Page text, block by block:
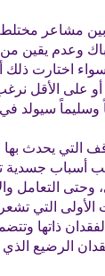
مشاعر
وعدم يقين
اختارت ذلك
أو على الأقل
سيولد في
التي يحدث
أسباب جسدية
التعامل
التي
ذاتها
الرضيع